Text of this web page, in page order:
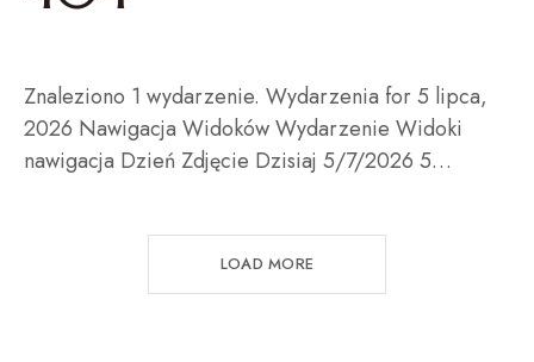
Znaleziono 1 wydarzenie. Wydarzenia for 5 lipca,
2026 Nawigacja Widoków Wydarzenie Widoki
nawigacja Dzień Zdjęcie Dzisiaj 5/7/2026 5…
LOAD MORE